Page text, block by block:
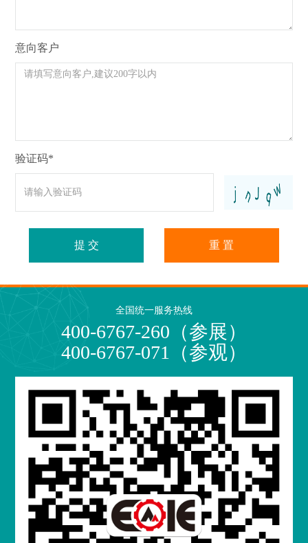
意向客户
验证码*
提 交 重 置
全国统一服务热线
400-6767-260（参展）
400-6767-071（参观）